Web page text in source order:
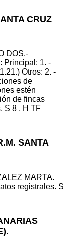
CRUZ
DOS.-
Principal: 1. -
Otros: 2. -
de
estén
de fincas
S 8 , H TF
SANTA
MARTA.
registrales. S